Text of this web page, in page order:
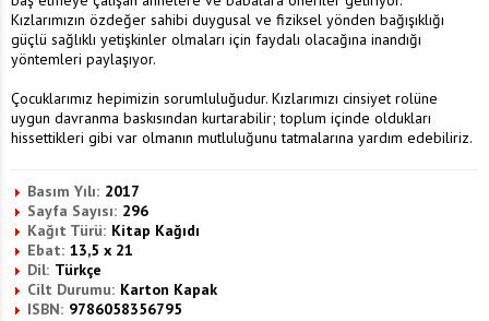
Kızlarımızın özdeğer sahibi duygusal ve fiziksel yönden bağışıklığı
güçlü sağlıklı yetişkinler olmaları için faydalı olacağına inandığı
yöntemleri paylaşıyor.
Çocuklarımız hepimizin sorumluluğudur. Kızlarımızı cinsiyet rolüne
uygun davranma baskısından kurtarabilir; toplum içinde oldukları
hissettikleri gibi var olmanın mutluluğunu tatmalarına yardım edebiliriz.
Basım Yılı: 2017
Sayfa Sayısı: 296
Kağıt Türü: Kitap Kağıdı
Ebat: 13,5 x 21
Dil: Türkçe
Cilt Durumu: Karton Kapak
ISBN: 9786058356795